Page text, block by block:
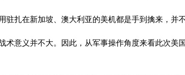
在新加坡、澳大利亚的美机都是手到擒来，并
义并不大。因此，从军事操作角度来看此次美